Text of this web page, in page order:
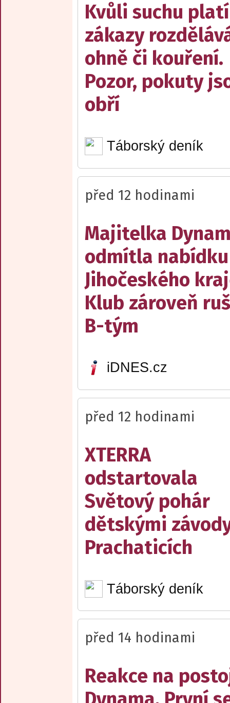
Kvůli suchu
zákazy
ohně či kouření.
Pozor, pokuty
obří
Táborský deník
před 12 hodinami
Majitelka
odmítla nabídku
Jihočeského
Klub zároveň
B-tým
iDNES.cz
před 12 hodinami
XTERRA
odstartovala
Světový pohár
dětskými
Prachaticích
Táborský deník
před 14 hodinami
Reakce na